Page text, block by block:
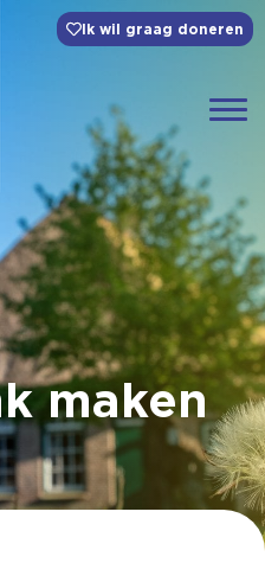
Ik wil graag doneren
maken